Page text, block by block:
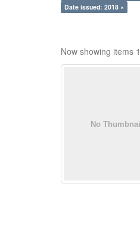
Date issued: 2018 ×
Now showing items